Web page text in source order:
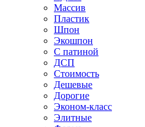
Массив
Пластик
Шпон
Экошпон
С патиной
ДСП
Стоимость
Дешевые
Дорогие
Эконом-класс
Элитные